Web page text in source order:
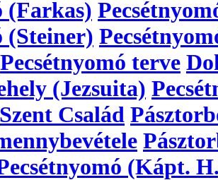
(Farkas)
(Steiner)
Pecsétnyomó terve
(Jezsuita)
Szent Család
(Kápt.